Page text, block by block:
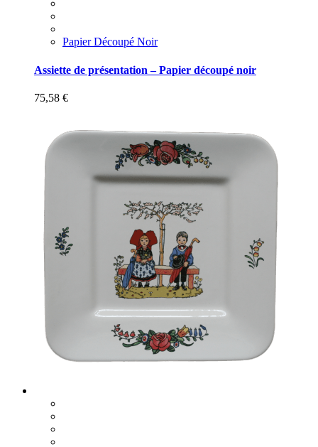
Papier Découpé Noir
Assiette de présentation – Papier découpé noir
75,58 €